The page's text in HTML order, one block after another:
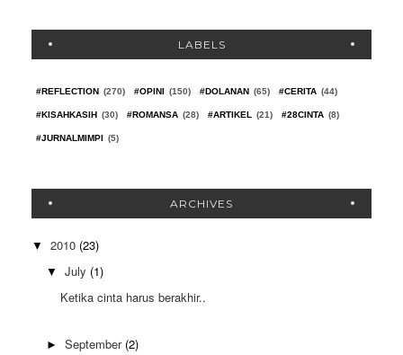
LABELS
#REFLECTION (270) #OPINI (150) #DOLANAN (65) #CERITA (44)
#KISAHKASIH (30) #ROMANSA (28) #ARTIKEL (21) #28CINTA (8)
#JURNALMIMPI (5)
ARCHIVES
▼ 2010 (23)
▼ July (1)
Ketika cinta harus berakhir..
► September (2)